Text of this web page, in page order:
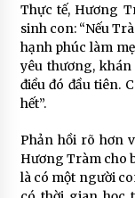
Thực tế, Hương
sinh con: “Nếu
hạnh phúc làm
yêu thương,
điều đó đầu tiên.
hết”.
Phản hồi rõ hơn
Hương Tràm cho
là có một người